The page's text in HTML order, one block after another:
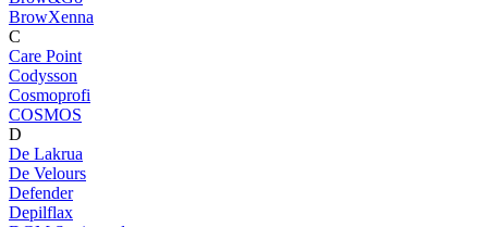
BrowXenna
C
Care Point
Codysson
Cosmoprofi
COSMOS
D
De Lakrua
De Velours
Defender
Depilflax